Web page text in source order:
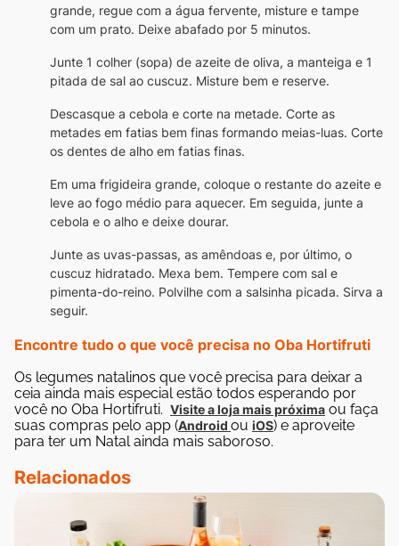
grande, regue com a água fervente, misture e tampe
com um prato. Deixe abafado por 5 minutos.
Junte 1 colher (sopa) de azeite de oliva, a manteiga e 1
pitada de sal ao cuscuz. Misture bem e reserve.
Descasque a cebola e corte na metade. Corte as
metades em fatias bem finas formando meias-luas. Corte
os dentes de alho em fatias finas.
Em uma frigideira grande, coloque o restante do azeite e
leve ao fogo médio para aquecer. Em seguida, junte a
cebola e o alho e deixe dourar.
Junte as uvas-passas, as amêndoas e, por último, o
cuscuz hidratado. Mexa bem. Tempere com sal e
pimenta-do-reino. Polvilhe com a salsinha picada. Sirva a
seguir.
Encontre tudo o que você precisa no Oba Hortifruti
Os legumes natalinos que você precisa para deixar a
ceia ainda mais especial estão todos esperando por
você no Oba Hortifruti. Visite a loja mais próxima ou faça
suas compras pelo app (Android ou iOS) e aproveite
para ter um Natal ainda mais saboroso.
Relacionados